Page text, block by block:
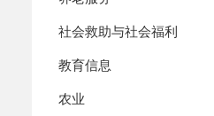
社会救助与社会福利
教育信息
农业